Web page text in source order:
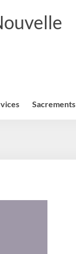
Sacrements